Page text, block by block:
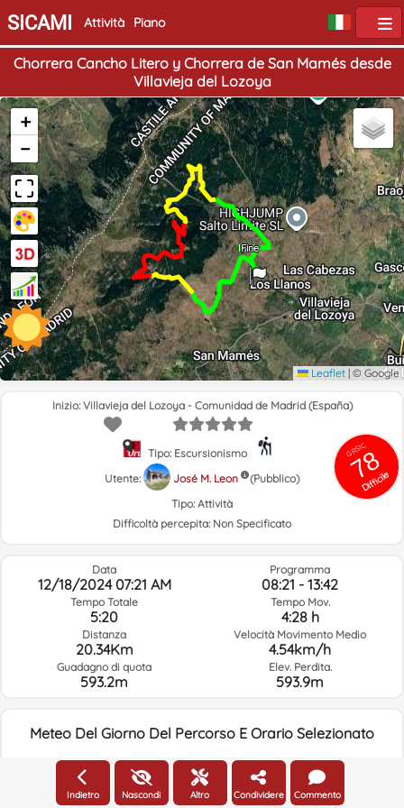
SICAMI Attività Piano
Chorrera Cancho Litero y Chorrera de San Mamés desde
Villavieja del Lozoya
Inizio
Fine
+
−
Leaflet | © Google
GRSIC
78
Difficile
Inizio: Villavieja del Lozoya - Comunidad de Madrid (España)
Tipo: Escursionismo
Utente:
José M. Leon
(Pubblico)
Tipo: Attività
Difficoltà percepita: Non Specificato
Data
12/18/2024 07:21 AM
Tempo Totale
5:20
Distanza
20.34Km
Guadagno di quota
593.2m
Programma
08:21 - 13:42
Tempo Mov.
4:28 h
Velocità Movimento Medio
4.54km/h
Elev. Perdita.
593.9m
Meteo Del Giorno Del Percorso E Orario Selezionato
07:00
Indietro Nascondi Altro Condividere Commento